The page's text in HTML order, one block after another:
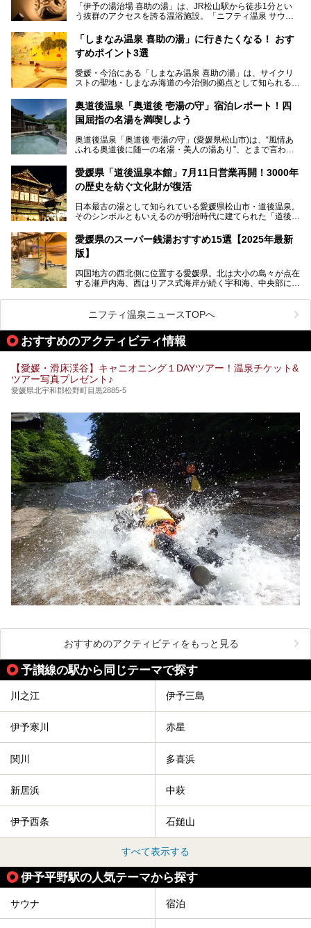
「伊予の湯治場 喜助の湯」は、JR松山駅から徒歩1分とい
う抜群のアクセスを誇る温浴施設。「ニフティ温泉 サウナ
ナーが訪れる人気スポットです。天然温泉・サウナ・岩盤
浴・食事・宿泊まで“癒しのすべて”がそろう人気施設の中で
も、特におすすめしたい3つのポイントについて厳選してお
「しまなみ温泉 喜助の湯」に行きたくなる！ おす
すめポイント3選
愛媛・今治にある「しまなみ温泉 喜助の湯」は、サイクリ
ストの聖地・しまなみ海道の今治側の拠点として知られる人
ばれていて、自転車ロッカーや工具、給水サービスなど、旅
人に嬉しい工夫がたっぷり。お風呂は内湯から半露天、サウ
ナまで種類豊富で広々空間。泉質も温度もバリエーション豊
ポイントについて厳選してお届けします。読めばきっと、行
きたくなること間違いなし！
奥道後温泉「奥道後 壱湯の守」宿泊レポート！四
国屈指の名湯を満喫しよう
奥道後温泉「奥道後 壱湯の守」(愛媛県松山市)は、“風情あ
ふれる奥道後に随一の名湯・美人の湯あり”、とまで言われ
露天風呂。日々の生活から隔離された非日常感を味わえま
す。
ト。今回はニフティ温泉ライターである筆者自ら宿泊し、名
物の大露天風呂「翠明の湯」の全浴槽をご紹介。また、パブ
その魅力をご紹介します！
愛媛県「道後温泉本館」7月11日営業再開！3000年
の歴史を紡ぐ文化財が復活
日本最古の湯として知られている愛媛県松山市・道後温泉。
そのシンボルともいえるのが明治時代に建てられた「道後温
いた保存修理工事が終わり、いよいよ2024年7月11日から
全館営業再開となります。
愛媛県のスーパー銭湯おすすめ15選【2025年最新
版】
四国地方の西北側に位置する愛媛県。北は大小の島々が点在
する瀬戸内海、西はリアス式海岸が続く宇和海、中央部には
な自然と、温暖な気候が魅力の県です。
日本最古の温泉といわれる道後温泉を筆頭に、多くの温泉が
ある愛媛県は、スーパー銭湯も豊富です。中には、中四国地
方を代表する人気の施設も。今回は、愛媛県の誇るスーパー
銭湯をピックアップしました。
ニフティ温泉ニュースTOPへ
おすすめのアクティビティ情報
【愛媛・滑床渓谷】キャニオニング１DAYツアー！温泉チケット&
ツアー写真プレゼント♪
愛媛県北宇和郡松野町目黒2885-5
おすすめのアクティビティをもっと見る
予讃線の駅から同じテーマで探す
川之江 伊予三島
伊予寒川 赤星
関川 多喜浜
新居浜 中萩
伊予西条 石鎚山
すべて表示する
伊予平野駅の人気テーマから探す
サウナ 宿泊